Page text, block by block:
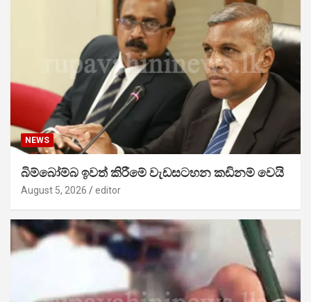
NEWS
බිම්බෝම්බ ඉවත් කිරීමේ වැඩසටහන කඩිනම් වෙයි
August 5, 2026 editor